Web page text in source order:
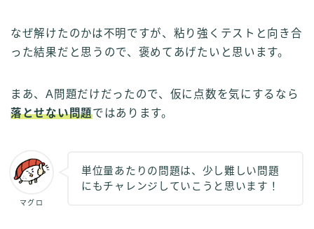
なぜ解けたのかは不明ですが、粘り強くテストと向き合
った結果だと思うので、褒めてあげたいと思います。
まあ、A問題だけだったので、仮に点数を気にするなら
落とせない問題ではあります。
マグロ
単位量あたりの問題は、少し難しい問題
にもチャレンジしていこうと思います！